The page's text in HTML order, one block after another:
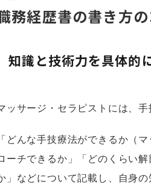
務経歴書の書き方
知識と技術力を具体的
ッサージ・セラピストには、
「どんな手技療法ができるか（
ーチできるか」「どのくらい
」などについて記載し、自身